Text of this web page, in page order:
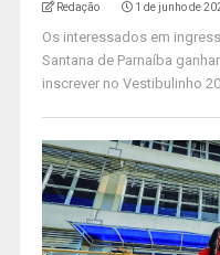
Redação 1 de junho de
Os interessados em
Santana de Parnaíba
inscrever no Vestibulinho